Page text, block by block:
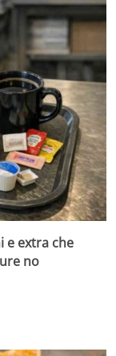
e extra che
no